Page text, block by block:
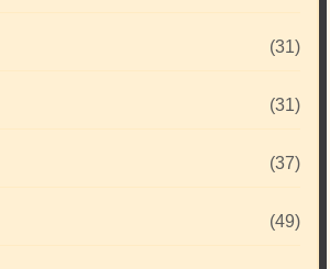
(31)
(31)
(37)
(49)